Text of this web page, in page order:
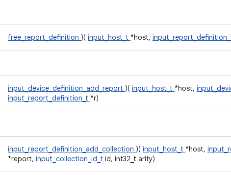
free_report_definition )( input_host_t *host,
input_device_definition_add_report )( input_host_t *host,
input_report_definition_t *r)
input_report_definition_add_collection )( input_host_t *host,
*report, input_collection_id_t id, int32_t arity)